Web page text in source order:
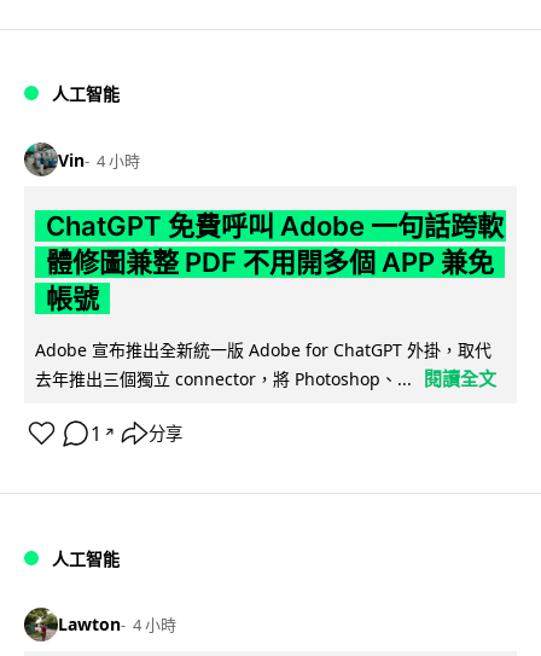
人工智能
Vin 4 小時
ChatGPT 免費呼叫 Adobe 一句話跨軟
體修圖兼整 PDF 不用開多個 APP 兼免
帳號
Adobe 宣布推出全新統一版 Adobe for ChatGPT 外掛，取代
去年推出三個獨立 connector，將 Photoshop、...
閱讀全文
1 ↗ 分享
人工智能
Lawton 4 小時